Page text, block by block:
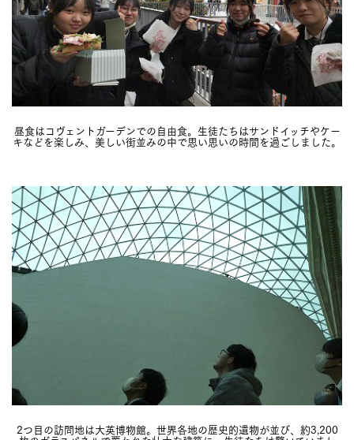
昼食はコヴェントガーデンでの自由食。生徒たちはサンドイッチやケー
キなどを楽しみ、美しい街並みの中で思い思いの時間を過ごしました。
2つ目の訪問地は大英博物館。世界各地の歴史的遺物が並び、約3,200